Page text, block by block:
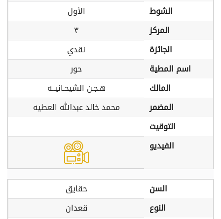
الشوط
الأول
المركز
٣
الجائزة
نقدي
اسم المطية
حور
المالك
هـجـن الشيحـانيــه
المضمر
محمد خالد عبدالله العطيه
التوقيت
الفيديو
السن
حقايق
النوع
قعدان